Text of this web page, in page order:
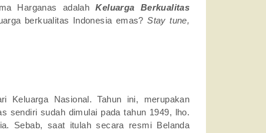
Harganas adalahKeluarga Berkualitas
berkualitas Indonesia emas?Stay tune,
Keluarga Nasional. Tahun ini, merupakan
sendiri sudah dimulai pada tahun 1949, lho.
Sebab, saat itulah secara resmi Belanda